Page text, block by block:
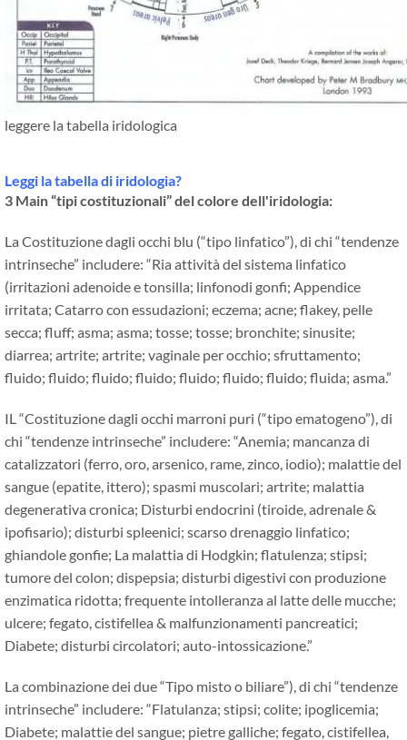
leggere la tabella iridologica
Leggi la tabella di iridologia?
3 Main “tipi costituzionali” del colore dell'iridologia:
La Costituzione dagli occhi blu (“tipo linfatico”), di chi “tendenze
intrinseche” includere: “Ria attività del sistema linfatico
(irritazioni adenoide e tonsilla; linfonodi gonfi; Appendice
irritata; Catarro con essudazioni; eczema; acne; flakey, pelle
secca; fluff; asma; asma; tosse; tosse; bronchite; sinusite;
diarrea; artrite; artrite; vaginale per occhio; sfruttamento;
fluido; fluido; fluido; fluido; fluido; fluido; fluido; fluida; asma.”
IL “Costituzione dagli occhi marroni puri (“tipo ematogeno”), di
chi “tendenze intrinseche” includere: “Anemia; mancanza di
catalizzatori (ferro, oro, arsenico, rame, zinco, iodio); malattie del
sangue (epatite, ittero); spasmi muscolari; artrite; malattia
degenerativa cronica; Disturbi endocrini (tiroide, adrenale &
ipofisario); disturbi spleenici; scarso drenaggio linfatico;
ghiandole gonfie; La malattia di Hodgkin; flatulenza; stipsi;
tumore del colon; dispepsia; disturbi digestivi con produzione
enzimatica ridotta; frequente intolleranza al latte delle mucche;
ulcere; fegato, cistifellea & malfunzionamenti pancreatici;
Diabete; disturbi circolatori; auto-intossicazione.”
La combinazione dei due “Tipo misto o biliare”), di chi “tendenze
intrinseche” includere: “Flatulanza; stipsi; colite; ipoglicemia;
Diabete; malattie del sangue; pietre galliche; fegato, cistifellea,